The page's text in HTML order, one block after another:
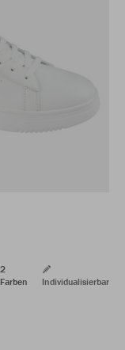
2
Farben
Individualisierbar